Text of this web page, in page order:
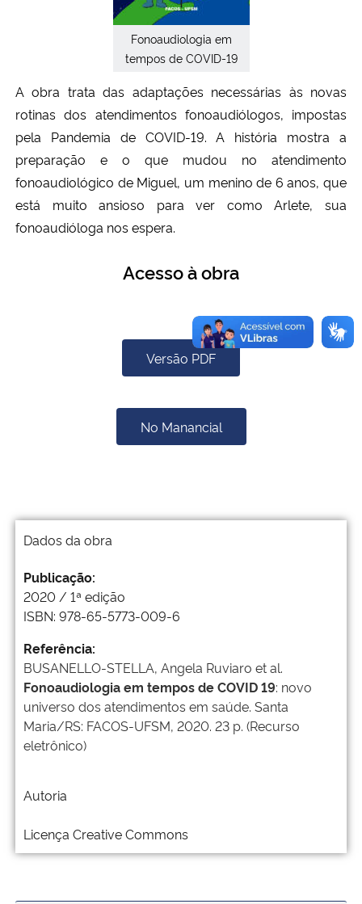
Fonoaudiologia em
tempos de COVID-19
A obra trata das adaptações necessárias às novas
rotinas dos atendimentos fonoaudiólogos, impostas
pela Pandemia de COVID-19. A história mostra a
preparação e o que mudou no atendimento
fonoaudiológico de Miguel, um menino de 6 anos, que
está muito ansioso para ver como Arlete, sua
fonoaudióloga nos espera.
Acesso à obra
Versão PDF
No Manancial
Dados da obra
Publicação:
2020 / 1ª edição
ISBN: 978-65-5773-009-6
Referência:
BUSANELLO-STELLA, Angela Ruviaro et al.
Fonoaudiologia em tempos de COVID 19: novo
universo dos atendimentos em saúde. Santa
Maria/RS: FACOS-UFSM, 2020. 23 p. (Recurso
eletrônico)
Autoria
Licença Creative Commons